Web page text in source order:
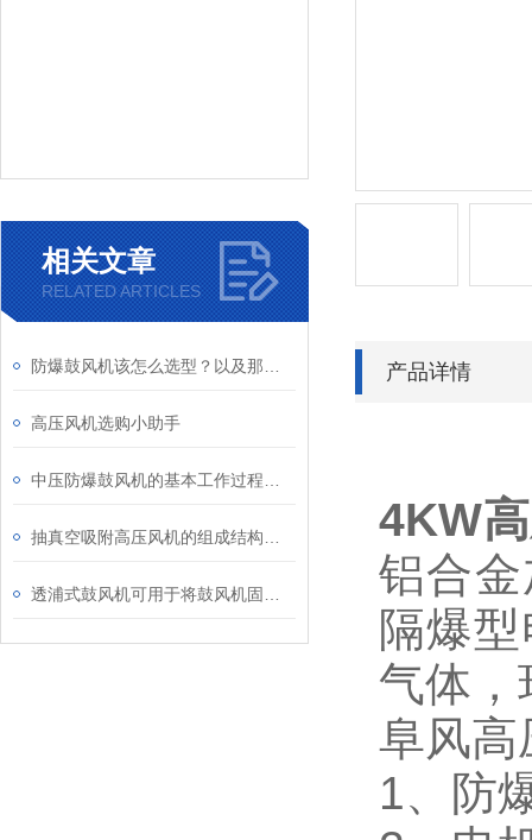
相关文章
RELATED ARTICLES
高压风机选购小助手
产品详情
4KW
铝合
隔爆
气体
阜风高
1、防